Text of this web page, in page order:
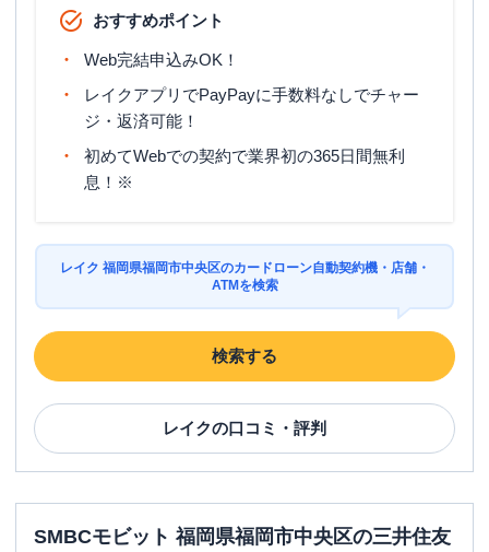
おすすめポイント
Web完結申込みOK！
レイクアプリでPayPayに手数料なしでチャー
ジ・返済可能！
初めてWebでの契約で業界初の365日間無利
息！※
レイク 福岡県福岡市中央区のカードローン自動契約機・店舗・
ATMを検索
検索する
レイクの口コミ・評判
SMBCモビット 福岡県福岡市中央区の三井住友